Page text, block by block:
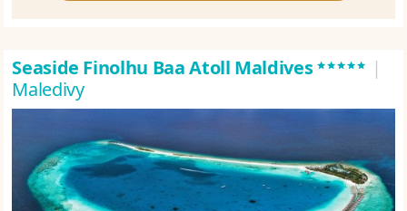
Seaside Finolhu Baa Atoll Maldives***** |
Maledivy